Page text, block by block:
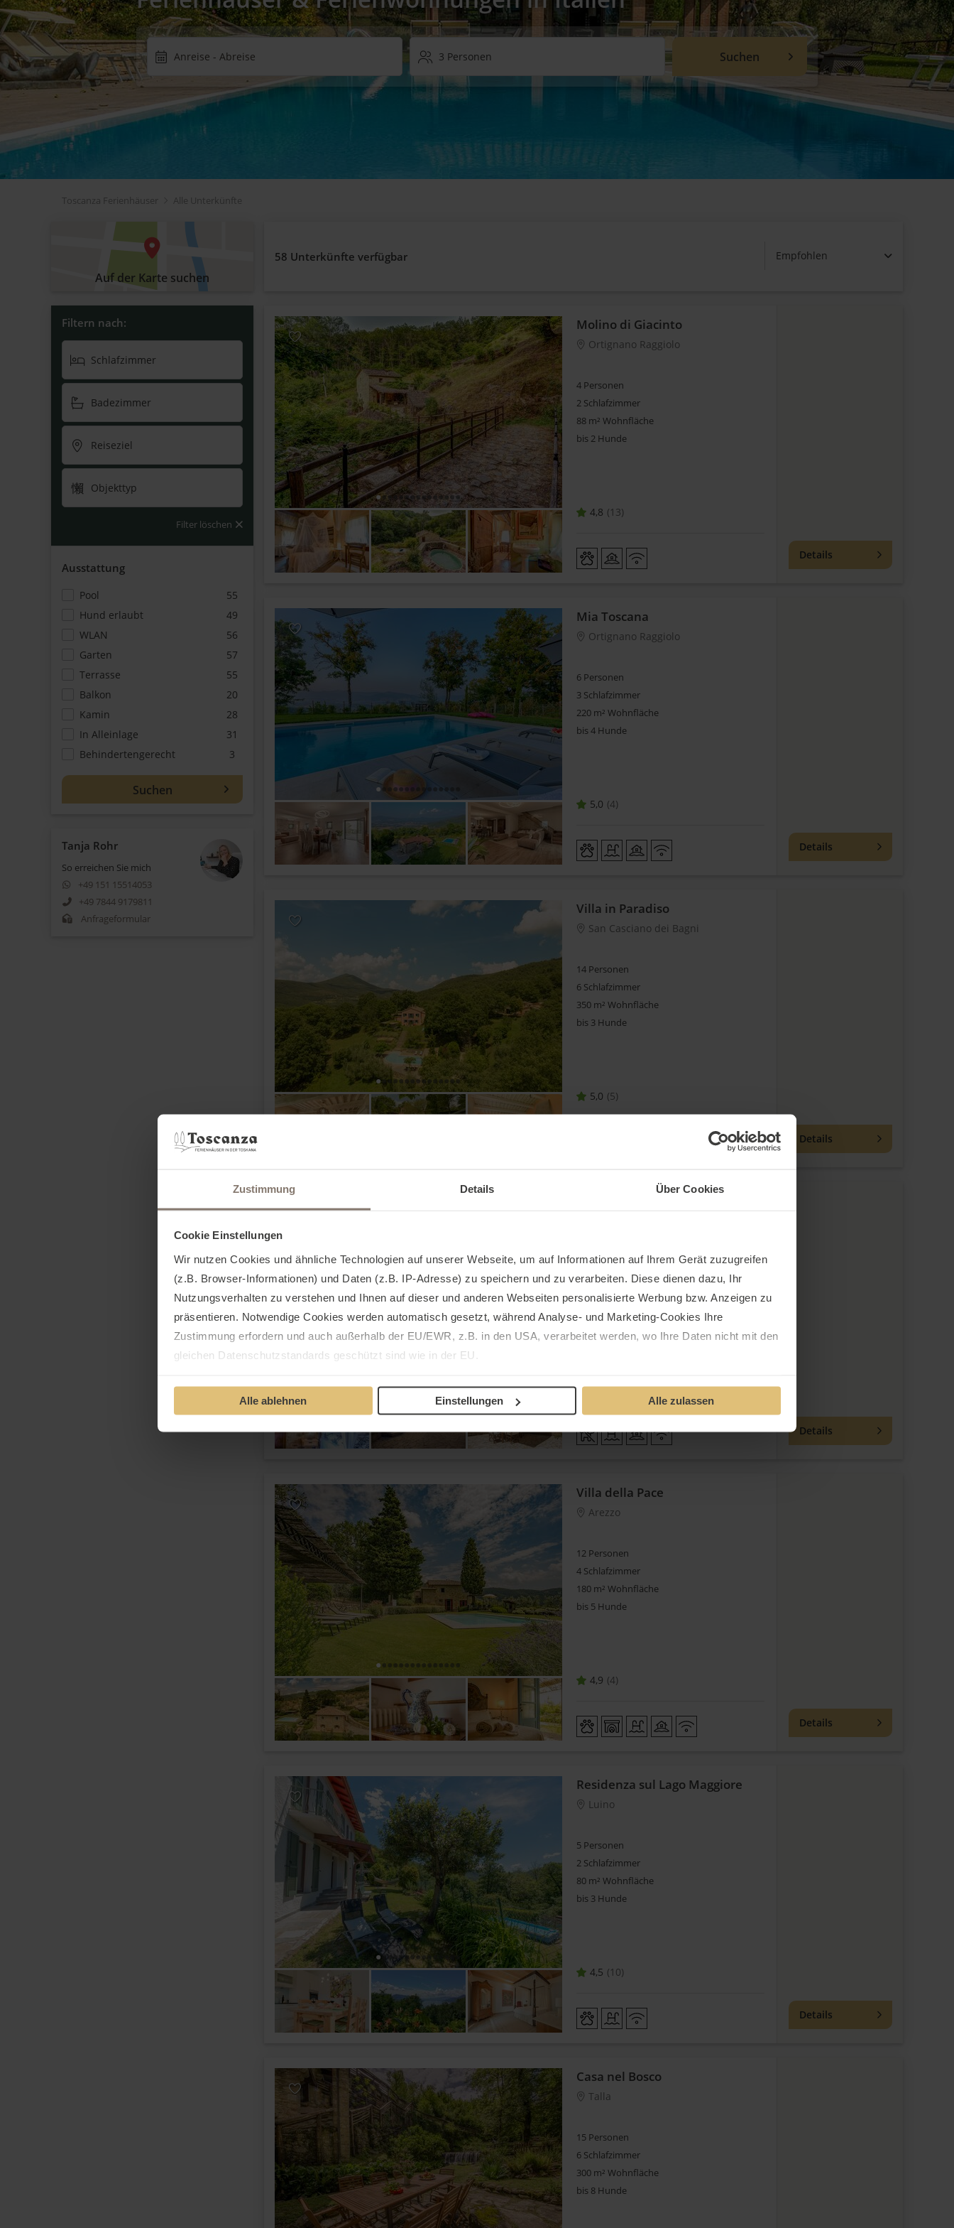
Zustimmung Details Über Cookies
Cookie Einstellungen
Wir nutzen Cookies und ähnliche Technologien auf unserer Webseite, um auf Informationen auf Ihrem Gerät zuzugreifen
(z.B. Browser-Informationen) und Daten (z.B. IP-Adresse) zu speichern und zu verarbeiten. Diese dienen dazu, Ihr
Nutzungsverhalten zu verstehen und Ihnen auf dieser und anderen Webseiten personalisierte Werbung bzw. Anzeigen zu
präsentieren. Notwendige Cookies werden automatisch gesetzt, während Analyse- und Marketing-Cookies Ihre
Zustimmung erfordern und auch außerhalb der EU/EWR, z.B. in den USA, verarbeitet werden, wo Ihre Daten nicht mit den
gleichen Datenschutzstandards geschützt sind wie in der EU.
Ihre Einwilligung erteilen Sie mit "Alle zulassen" oder beschränken auf notwendige Cookies mit "Alle ablehnen". Weitere
Informationen und Details zu unseren Partnern finden Sie in unsererDatenschutzerklärungund demImpressum.
Alle ablehnen Einstellungen Alle zulassen
3 Personen
Toscanza Ferienhäuser Alle Unterkünfte
58 Unterkünfte verfügbar Empfohlen
Molino di Giacinto
Ortignano Raggiolo
4 Personen
2 Schlafzimmer
88 m² Wohnfläche
bis 2 Hunde
13
4,8
Details
Mia Toscana
Ortignano Raggiolo
6 Personen
3 Schlafzimmer
220 m² Wohnfläche
bis 4 Hunde
4
5,0
Details
Villa in Paradiso
San Casciano dei Bagni
14 Personen
6 Schlafzimmer
350 m² Wohnfläche
bis 3 Hunde
5
5,0
Details
5 Personen
2 Schlafzimmer
120 m² Wohnfläche
kein Hund erlaubt
13
5,0
Details
Villa della Pace
Arezzo
12 Personen
4 Schlafzimmer
180 m² Wohnfläche
bis 5 Hunde
4
4,9
Details
Residenza sul Lago Maggiore
Luino
5 Personen
2 Schlafzimmer
80 m² Wohnfläche
bis 3 Hunde
10
4,5
Details
Casa nel Bosco
Talla
15 Personen
6 Schlafzimmer
300 m² Wohnfläche
bis 8 Hunde
Auf der Karte suchen
Filtern nach:
Schlafzimmer
Badezimmer
Reiseziel
Objekttyp
Filter löschen
Ausstattung
Pool
55
Hund erlaubt
49
WLAN
56
Garten
57
Terrasse
55
Balkon
20
Kamin
28
In Alleinlage
31
Behindertengerecht
3
Tanja Rohr
So erreichen Sie mich
+49 151 15514053
+49 7844 9179811
Anfrageformular